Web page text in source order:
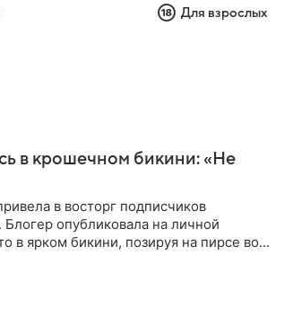
Для взрослых
в крошечном бикини: «Не
в восторг подписчиков
опубликовала на личной
в ярком бикини, позируя на пирсе во